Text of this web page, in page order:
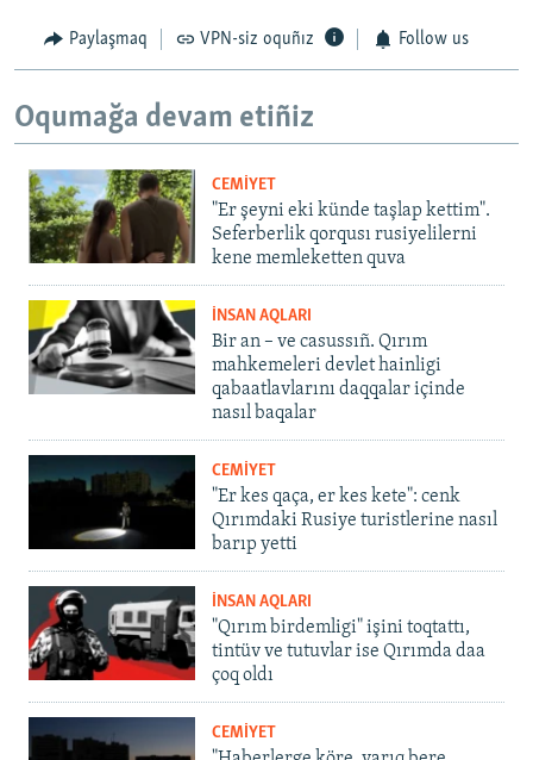
Paylaşmaq VPN-siz oquñız Follow us
Oqumağa devam etiñiz
CEMİYET
"Er şeyni eki künde taşlap kettim".
Seferberlik qorqusı rusiyelilerni
kene memleketten quva
İNSAN AQLARI
Bir an – ve casussıñ. Qırım
mahkemeleri devlet hainligi
qabaatlavlarını daqqalar içinde
nasıl baqalar
CEMİYET
"Er kes qaça, er kes kete": cenk
Qırımdaki Rusiye turistlerine nasıl
barıp yetti
İNSAN AQLARI
"Qırım birdemligi" işini toqtattı,
tintüv ve tutuvlar ise Qırımda daa
çoq oldı
CEMİYET